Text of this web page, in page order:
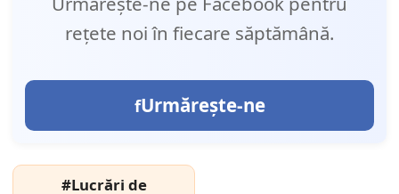
rețete noi în fiecare săptămână.
Urmărește-ne
#Lucrări de